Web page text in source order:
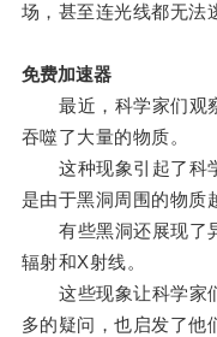
场，甚至连光线都无法
免费加速器
最近，科学家们观察
吞噬了大量的物质。
这种现象引起了科学
是由于黑洞周围的物质
有些黑洞还展现了异
辐射和X射线。
这些现象让科学家们
多的疑问，也启发了他